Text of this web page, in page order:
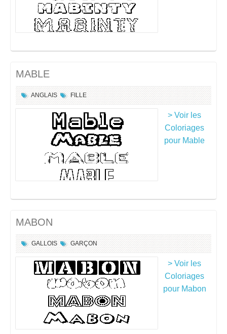
MABLE
ANGLAIS FILLE
> Voir les
Coloriages
pour Mable
MABON
GALLOIS GARÇON
> Voir les
Coloriages
pour Mabon